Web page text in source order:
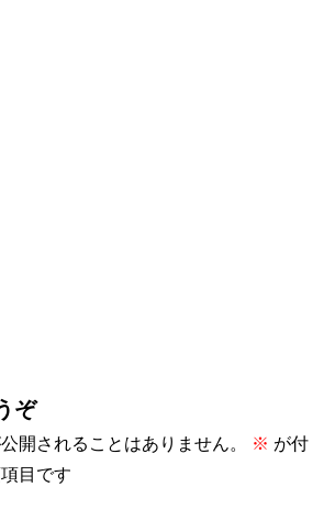
ぞ
開されることはありません。 ※ が付
目です